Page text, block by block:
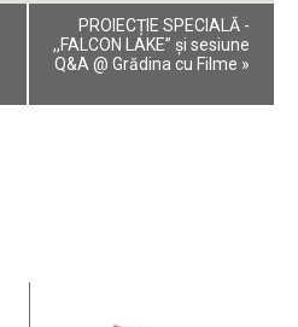
PROIECȚIE SPECIALĂ -
,,FALCON LAKE” și sesiune
Q&A @ Grădina cu Filme »